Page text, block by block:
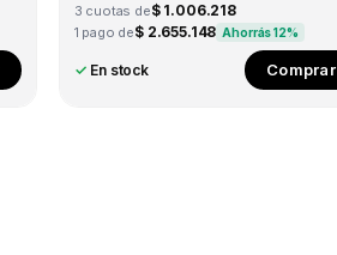
3 cuotas de$ 1.006.218
1 pago de$ 2.655.148 Ahorrás 12%
✓ En stock Comprar